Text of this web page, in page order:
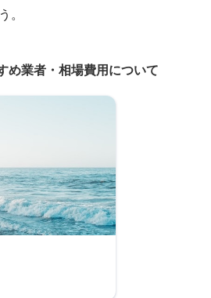
。
め業者・相場費用について